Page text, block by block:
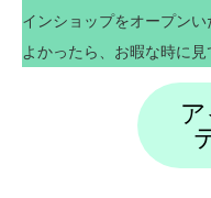
インショップをオープンい
よかったら、お暇な時に見